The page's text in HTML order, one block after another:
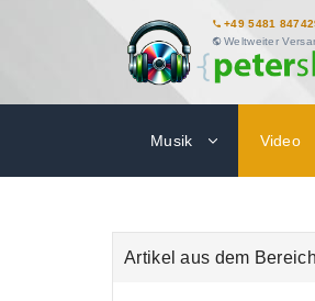
+49 5481
Weltweiter
Musik Video
Artikel aus dem